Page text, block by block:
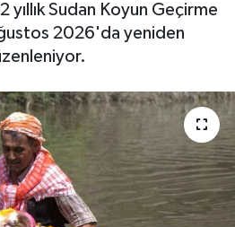
yıllık Sudan Koyun Geçirme
2026'da yeniden